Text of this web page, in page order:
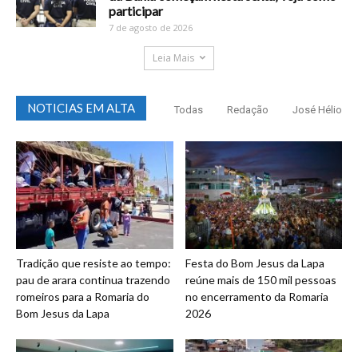
participar
7 de agosto de 2026
Leia Mais
NOTICIAS EM ALTA Todas Redação José Hélio
Tradição que resiste ao tempo:
pau de arara continua trazendo
romeiros para a Romaria do
Bom Jesus da Lapa
Festa do Bom Jesus da Lapa
reúne mais de 150 mil pessoas
no encerramento da Romaria
2026